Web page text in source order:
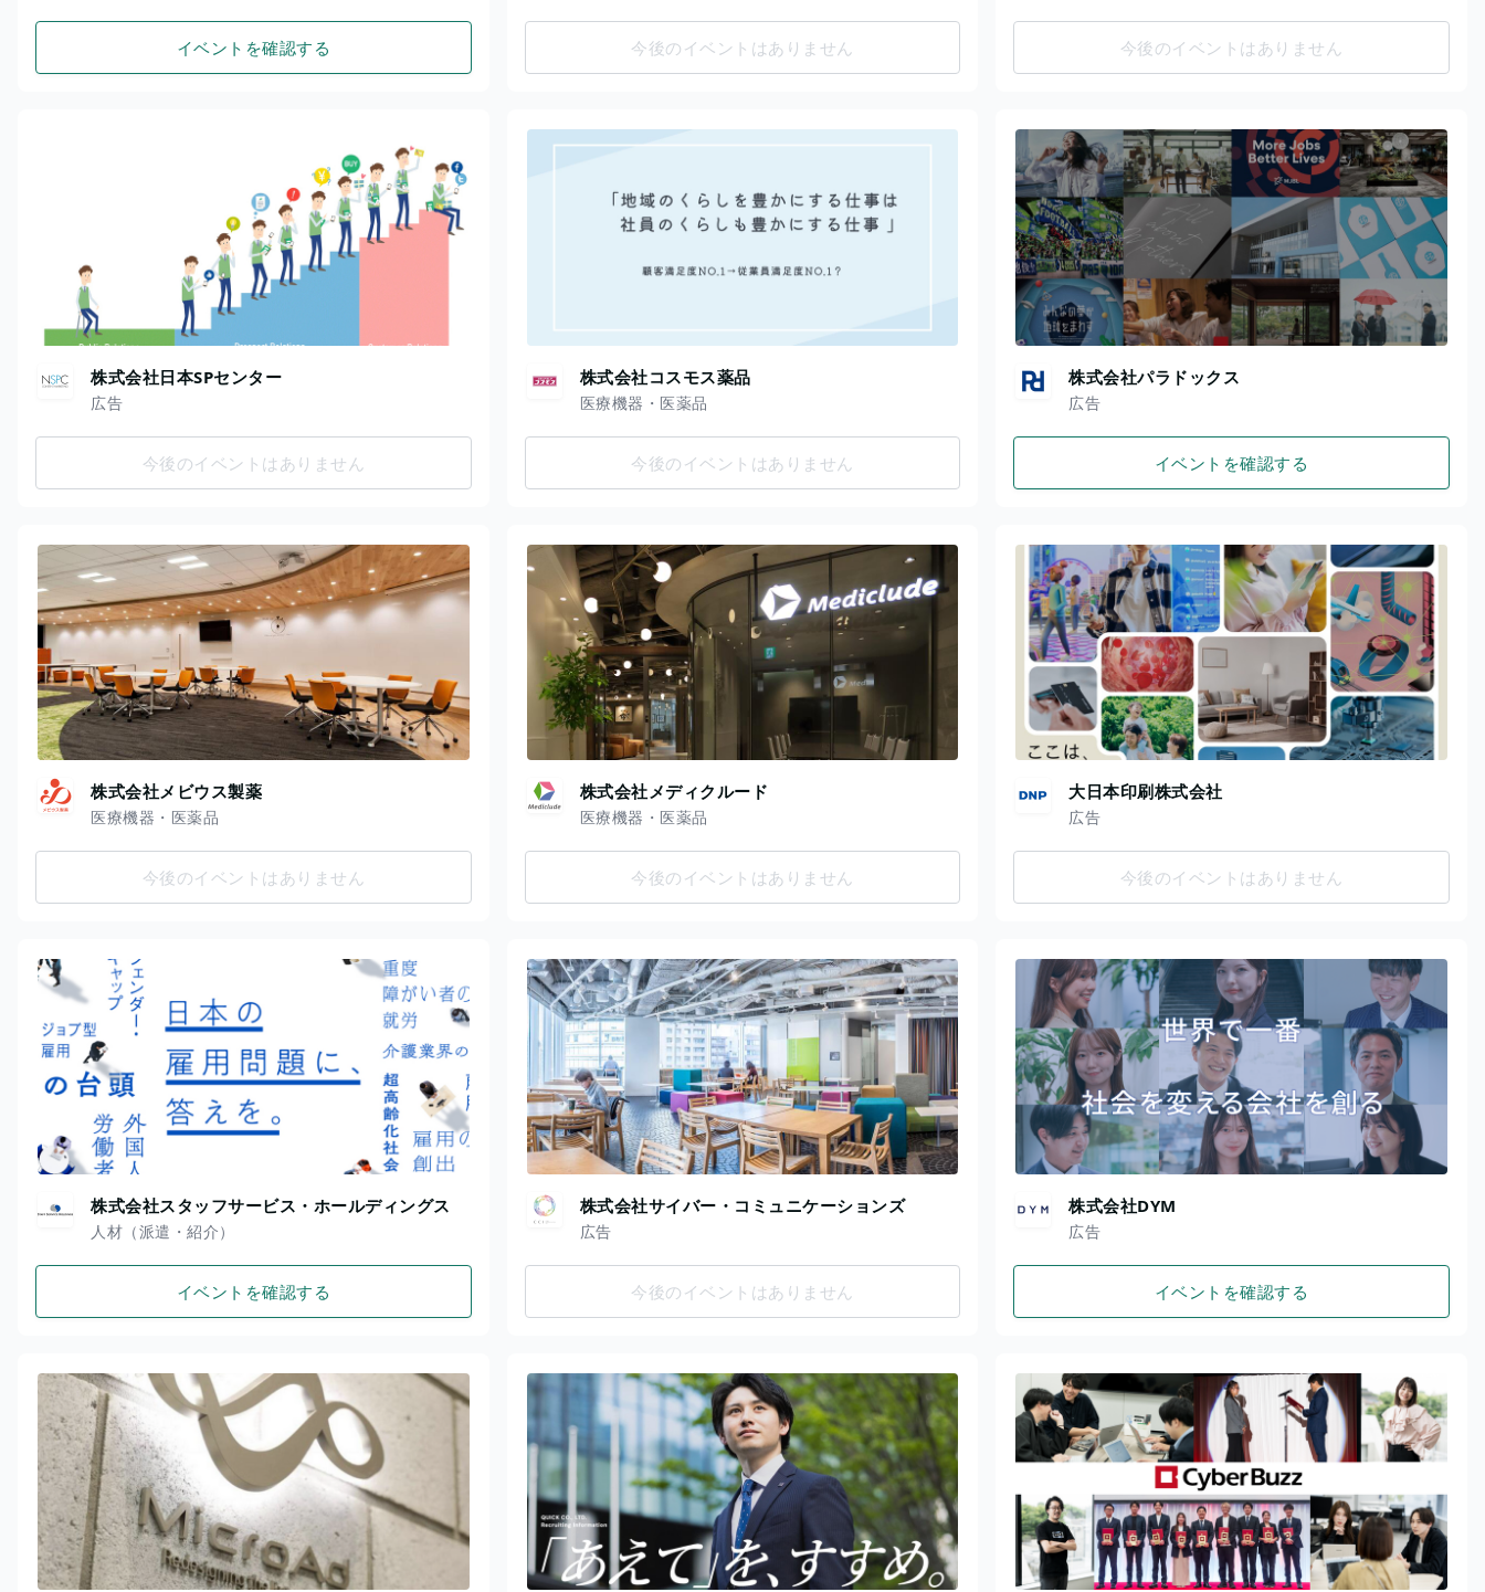
イベントを確認する 今後のイベントはありません 今後のイベントはありません
株式会社日本SPセンター
広告
今後のイベントはありません
株式会社コスモス薬品
医療機器・医薬品
今後のイベントはありません
株式会社パラドックス
広告
イベントを確認する
株式会社メビウス製薬
医療機器・医薬品
今後のイベントはありません
株式会社メディクルード
医療機器・医薬品
今後のイベントはありません
大日本印刷株式会社
広告
今後のイベントはありません
株式会社スタッフサービス・ホールディングス
人材（派遣・紹介）
イベントを確認する
株式会社サイバー・コミュニケーションズ
広告
今後のイベントはありません
株式会社DYM
広告
イベントを確認する